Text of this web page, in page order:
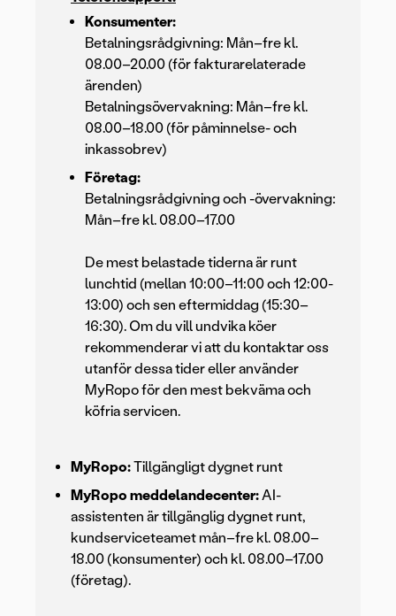
Konsumenter:
Betalningsrådgivning: Mån–fre kl.
08.00–20.00 (för fakturarelaterade
ärenden)
Betalningsövervakning: Mån–fre kl.
08.00–18.00 (för påminnelse- och
inkassobrev)
Företag:
Betalningsrådgivning och -övervakning:
Mån–fre kl. 08.00–17.00
De mest belastade tiderna är runt
lunchtid (mellan 10:00–11:00 och 12:00-
13:00) och sen eftermiddag (15:30–
16:30). Om du vill undvika köer
rekommenderar vi att du kontaktar oss
utanför dessa tider eller använder
MyRopo för den mest bekväma och
köfria servicen.
MyRopo:Tillgängligt dygnet runt
MyRopo meddelandecenter:AI-
assistenten är tillgänglig dygnet runt,
kundserviceteamet mån–fre kl. 08.00–
18.00 (konsumenter) och kl. 08.00–17.00
(företag).